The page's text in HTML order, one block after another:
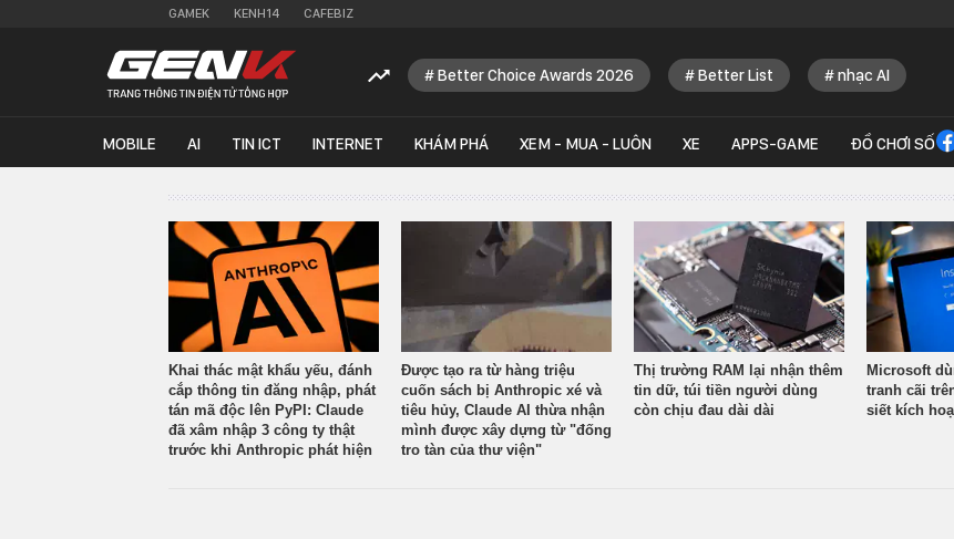
GAMEK KENH14 CAFEBIZ
Better Choice Awards 2026 Better List nhạc AI
MOBILE AI TIN ICT INTERNET KHÁM PHÁ XEM - MUA - LUÔN XE APPS-GAME ĐỒ CHƠI SỐ
Khai thác mật khẩu yếu, đánh
cắp thông tin đăng nhập, phát
tán mã độc lên PyPI: Claude
đã xâm nhập 3 công ty thật
trước khi Anthropic phát hiện
Được tạo ra từ hàng triệu
cuốn sách bị Anthropic xé và
tiêu hủy, Claude AI thừa nhận
mình được xây dựng từ "đống
tro tàn của thư viện"
Thị trường RAM lại nhận thêm
tin dữ, túi tiền người dùng
còn chịu đau dài dài
Microsoft
tranh cãi
siết kích